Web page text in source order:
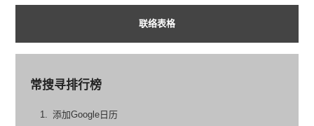
联络表格
常搜寻排行榜
添加Google日历